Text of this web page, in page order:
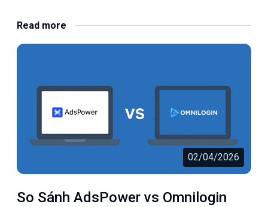
Read more
02/04/2026
So Sánh AdsPower vs Omnilogin